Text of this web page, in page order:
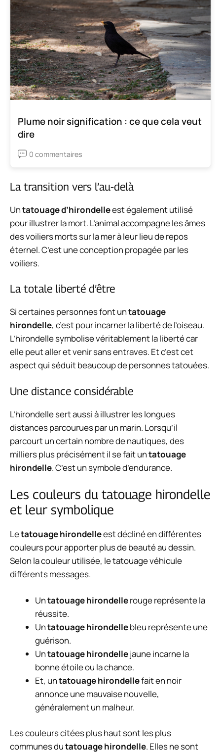
Plume noir signification : ce que cela veut
dire
0 commentaires
La transition vers l’au-delà
Untatouage d’hirondelleest également utilisé
pour illustrer la mort. L’animal accompagne les âmes
des voiliers morts sur la mer à leur lieu de repos
éternel. C’est une conception propagée par les
voiliers.
La totale liberté d’être
Si certaines personnes font untatouage
hirondelle, c’est pour incarner la liberté de l’oiseau.
L’hirondelle symbolise véritablement la liberté car
elle peut aller et venir sans entraves. Et c’est cet
aspect qui séduit beaucoup de personnes tatouées.
Une distance considérable
L’hirondelle sert aussi à illustrer les longues
distances parcourues par un marin. Lorsqu’il
parcourt un certain nombre de nautiques, des
milliers plus précisément il se fait untatouage
hirondelle. C’est un symbole d’endurance.
Les couleurs du tatouage hirondelle
et leur symbolique
Letatouage hirondelleest décliné en différentes
couleurs pour apporter plus de beauté au dessin.
Selon la couleur utilisée, le tatouage véhicule
différents messages.
Untatouage hirondellerouge représente la
réussite.
Untatouage hirondellebleu représente une
guérison.
Untatouage hirondellejauneincarne la
bonne étoile ou la chance.
Et, untatouage hirondellefait en noir
annonce une mauvaise nouvelle,
généralement un malheur.
Les couleurs citées plus haut sont les plus
communes dutatouage hirondelle. Elles ne sont